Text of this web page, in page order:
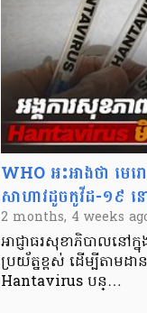
WHO អះអាងថា មេ
សាហាវដូចកូវីដ-១៩ ន
2 months, 4 weeks
អាជ្ញាធរសុខាភិបាលនៅក្
ប្រយ័ត្នខ្ពស់ ដើម្បីតាមដ
Hantavirus បន្…